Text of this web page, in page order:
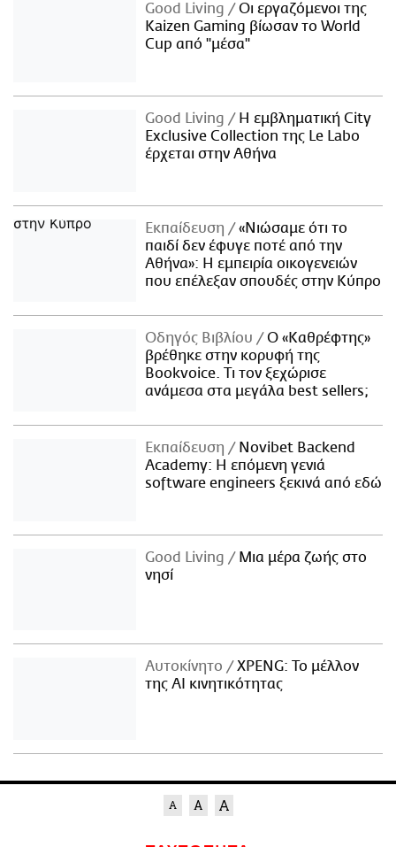
Good Living
Οι εργαζόμενοι της
Kaizen Gaming βίωσαν το World
Cup από "μέσα"
Good Living
Η εμβληματική City
Exclusive Collection της Le Labo
έρχεται στην Αθήνα
Εκπαίδευση
«Νιώσαμε ότι το
παιδί δεν έφυγε ποτέ από την
Αθήνα»: Η εμπειρία οικογενειών
που επέλεξαν σπουδές στην Κύπρο
Οδηγός Βιβλίου
Ο «Καθρέφτης»
βρέθηκε στην κορυφή της
Bookvoice. Τι τον ξεχώρισε
ανάμεσα στα μεγάλα best sellers;
Εκπαίδευση
Novibet Backend
Academy: Η επόμενη γενιά
software engineers ξεκινά από εδώ
Good Living
Μια μέρα ζωής στο
νησί
Αυτοκίνητο
XPENG: Το μέλλον
της AI κινητικότητας